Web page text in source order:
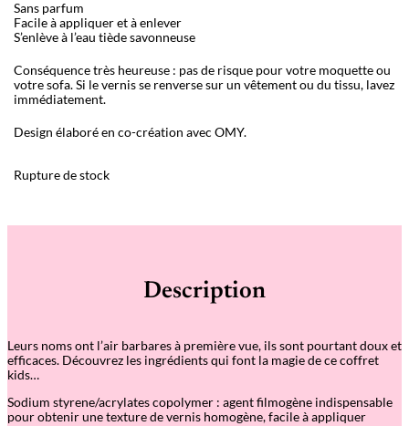
Sans parfum
Facile à appliquer et à enlever
S’enlève à l’eau tiède savonneuse
Conséquence très heureuse : pas de risque pour votre moquette ou
votre sofa. Si le vernis se renverse sur un vêtement ou du tissu, lavez
immédiatement.
Design élaboré en co-création avec OMY.
Rupture de stock
Description
Leurs noms ont l’air barbares à première vue, ils sont pourtant doux et
efficaces. Découvrez les ingrédients qui font la magie de ce coffret
kids…
Sodium styrene/acrylates copolymer : agent filmogène indispensable
pour obtenir une texture de vernis homogène, facile à appliquer